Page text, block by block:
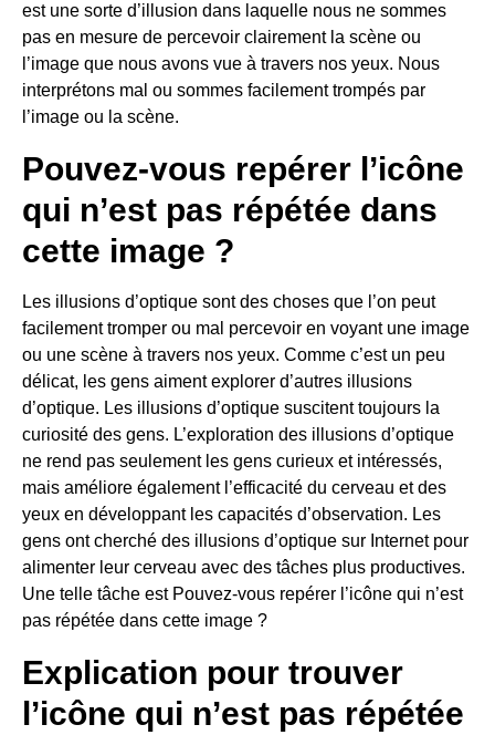
est une sorte d’illusion dans laquelle nous ne sommes
pas en mesure de percevoir clairement la scène ou
l’image que nous avons vue à travers nos yeux. Nous
interprétons mal ou sommes facilement trompés par
l’image ou la scène.
Pouvez-vous repérer l’icône
qui n’est pas répétée dans
cette image ?
Les illusions d’optique sont des choses que l’on peut
facilement tromper ou mal percevoir en voyant une image
ou une scène à travers nos yeux. Comme c’est un peu
délicat, les gens aiment explorer d’autres illusions
d’optique. Les illusions d’optique suscitent toujours la
curiosité des gens. L’exploration des illusions d’optique
ne rend pas seulement les gens curieux et intéressés,
mais améliore également l’efficacité du cerveau et des
yeux en développant les capacités d’observation. Les
gens ont cherché des illusions d’optique sur Internet pour
alimenter leur cerveau avec des tâches plus productives.
Une telle tâche est Pouvez-vous repérer l’icône qui n’est
pas répétée dans cette image ?
Explication pour trouver
l’icône qui n’est pas répétée